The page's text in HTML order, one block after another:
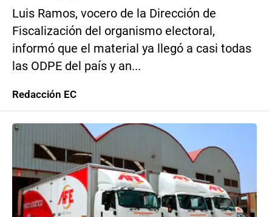
Luis Ramos, vocero de la Dirección de
Fiscalización del organismo electoral,
informó que el material ya llegó a casi todas
las ODPE del país y an...
Redacción EC